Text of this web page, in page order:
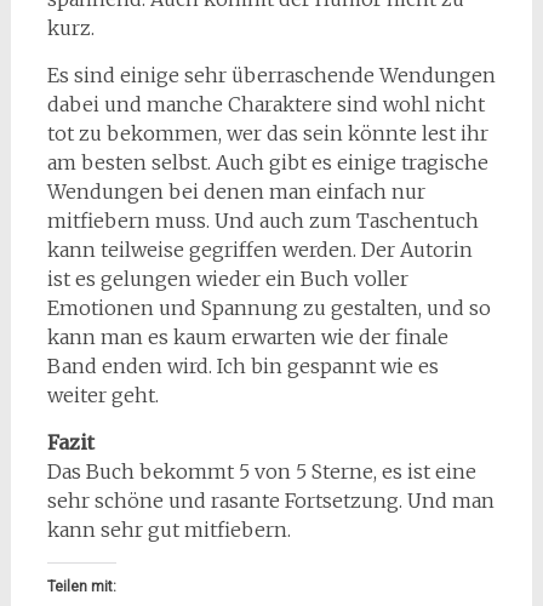
kurz.
Es sind einige sehr überraschende Wendungen
dabei und manche Charaktere sind wohl nicht
tot zu bekommen, wer das sein könnte lest ihr
am besten selbst. Auch gibt es einige tragische
Wendungen bei denen man einfach nur
mitfiebern muss. Und auch zum Taschentuch
kann teilweise gegriffen werden. Der Autorin
ist es gelungen wieder ein Buch voller
Emotionen und Spannung zu gestalten, und so
kann man es kaum erwarten wie der finale
Band enden wird. Ich bin gespannt wie es
weiter geht.
Fazit
Das Buch bekommt 5 von 5 Sterne, es ist eine
sehr schöne und rasante Fortsetzung. Und man
kann sehr gut mitfiebern.
Teilen mit: